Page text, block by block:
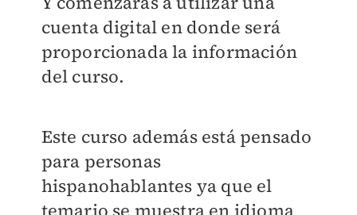
cuenta digital en donde será
proporcionada la información
del curso.
Este curso además está pensado
para personas
hispanohablantes ya que el
temario se muestra en idioma